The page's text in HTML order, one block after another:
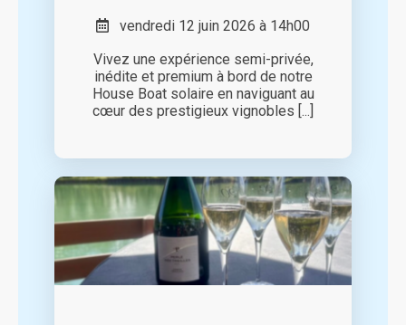
vendredi 12 juin 2026 à 14h00
Vivez une expérience semi-privée,
inédite et premium à bord de notre
House Boat solaire en naviguant au
cœur des prestigieux vignobles [...]